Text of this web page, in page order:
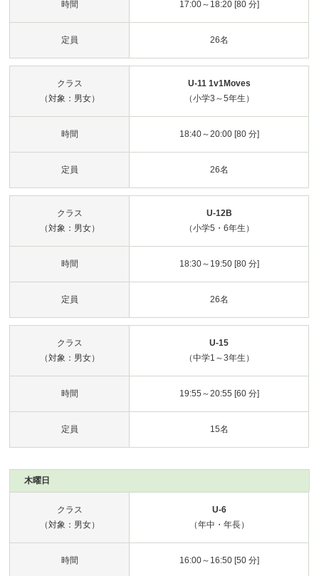
時間 17:00～18:20 [80 分]
定員 26名
クラス
（対象：男女）
U-11 1v1Moves
（小学3～5年生）
時間 18:40～20:00 [80 分]
定員 26名
クラス
（対象：男女）
U-12B
（小学5・6年生）
時間 18:30～19:50 [80 分]
定員 26名
クラス
（対象：男女）
U-15
（中学1～3年生）
時間 19:55～20:55 [60 分]
定員 15名
木曜日
クラス
（対象：男女）
U-6
（年中・年長）
時間 16:00～16:50 [50 分]